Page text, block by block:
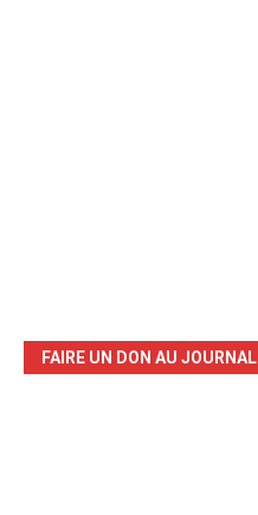
FAIRE UN DON AU JOURNAL